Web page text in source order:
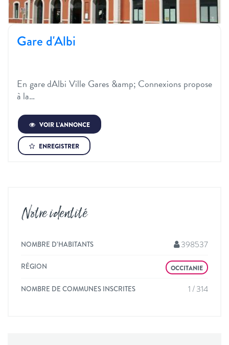
Gare d'Albi
En gare dAlbi Ville Gares &amp; Connexions propose
à la…
VOIR L’ANNONCE
ENREGISTRER
Notre identité
NOMBRE D’HABITANTS 398537
RÉGION OCCITANIE
NOMBRE DE COMMUNES INSCRITES 1 / 314